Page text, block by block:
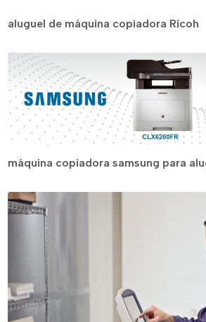
aluguel de máquina copiadora Ricoh
máquina copiadora samsung para